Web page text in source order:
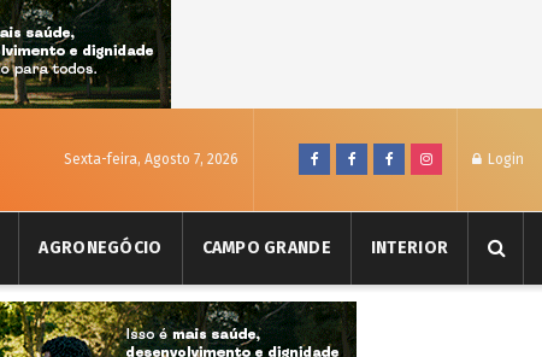
Sexta-feira, Agosto 7, 2026 Login
AGRONEGÓCIO CAMPO GRANDE INTERIOR